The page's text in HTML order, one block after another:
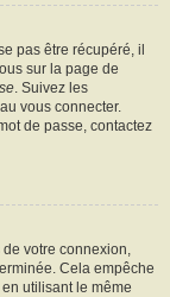
pas être récupéré, il
sur la page de
. Suivez les
vous connecter.
de passe, contactez
de votre connexion,
Cela empêche
utilisant le même